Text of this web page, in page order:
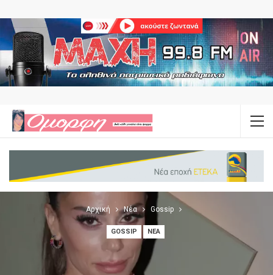
Αρχική Νέα Gossip
GOSSIP ΝΈΑ